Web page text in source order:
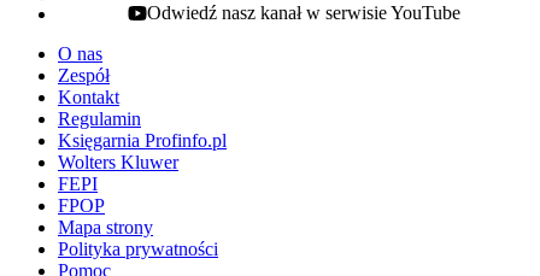
youtube - otwiera się w nowej karcie
Odwiedź nasz kanał w serwisie YouTube
O nas
Zespół
Kontakt
Regulamin
Księgarnia Profinfo.pl
Wolters Kluwer
FEPI
FPOP
Mapa strony
Polityka prywatności
Pomoc